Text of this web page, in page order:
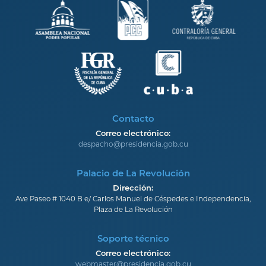
Contacto
Correo electrónico:
despacho@presidencia.gob.cu
Palacio de La Revolución
Dirección:
Ave Paseo # 1040 B e/ Carlos Manuel de Céspedes e Independencia,
Plaza de La Revolución
Soporte técnico
Correo electrónico:
webmaster@presidencia.gob.cu